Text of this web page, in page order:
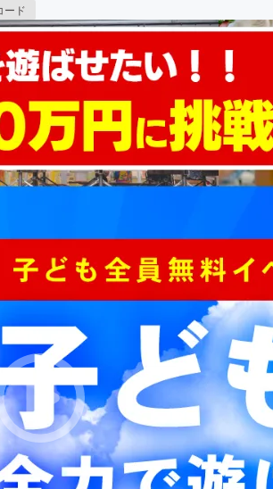
ード